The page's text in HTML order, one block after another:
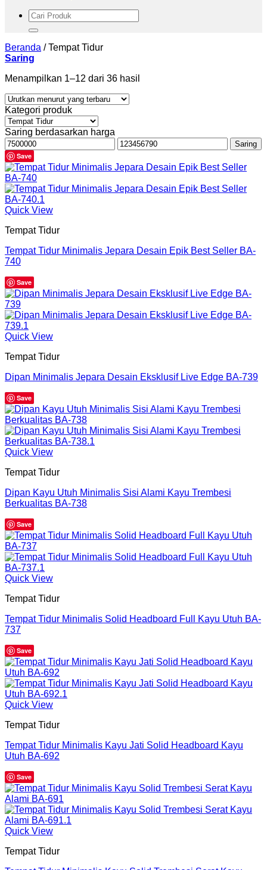
Pencarian
untuk:
Beranda /Tempat Tidur
Saring
Menampilkan 1–12 dari 36 hasil
Kategori produk
Saring berdasarkan harga
Harga
terendah
Harga
tertinggi
Saring
Save
Quick View
Tempat Tidur
Tempat Tidur Minimalis Jepara Desain Epik Best Seller BA-
740
Save
Quick View
Tempat Tidur
Dipan Minimalis Jepara Desain Eksklusif Live Edge BA-739
Save
Quick View
Tempat Tidur
Dipan Kayu Utuh Minimalis Sisi Alami Kayu Trembesi
Berkualitas BA-738
Save
Quick View
Tempat Tidur
Tempat Tidur Minimalis Solid Headboard Full Kayu Utuh BA-
737
Save
Quick View
Tempat Tidur
Tempat Tidur Minimalis Kayu Jati Solid Headboard Kayu
Utuh BA-692
Save
Quick View
Tempat Tidur